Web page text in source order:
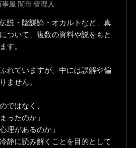
事屋 闇市 管理人
説・陰謀論・オカルトなど、真
ついて、複数の資料や説をもと
す。
れていますが、中には誤解や偏
ません。
ではなく、
ったのか」
理があるのか」
静に読み解くことを目的として